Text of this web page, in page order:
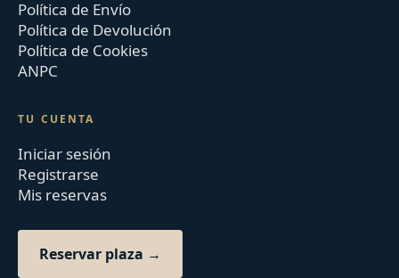
Política de Envío
Política de Devolución
Política de Cookies
ANPC
TU CUENTA
Iniciar sesión
Registrarse
Mis reservas
Reservar plaza →